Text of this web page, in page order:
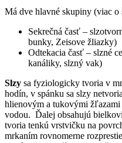
Má dve hlavné skupiny (viac o
Sekrečná časť –
bunky, Zeisove žliazky)
Odtekacia časť – slzné
kanáliky, slzný vak)
Slzy sa fyziologicky tvoria v
hodín, v spánku sa slzy
hlienovým a tukovými žľazami
vodou. Ďalej obsahujú
tvoria tenkú vrstvičku na
mrkaním rovnomerne